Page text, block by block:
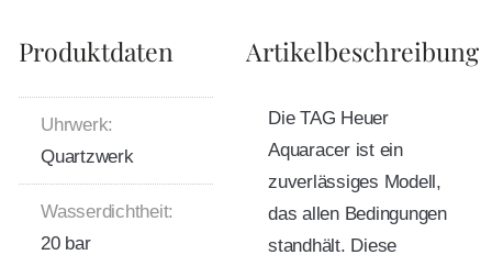
Produktdaten
Uhrwerk:
Quartzwerk
Wasserdichtheit:
20 bar
Artikelbeschreibung
Die TAG Heuer
Aquaracer ist ein
zuverlässiges Modell,
das allen Bedingungen
standhält. Diese